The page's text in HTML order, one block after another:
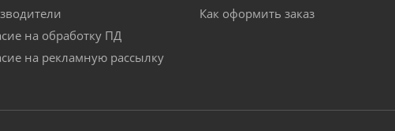
на обработку ПД
на рекламную рассылку
Как оформить заказ